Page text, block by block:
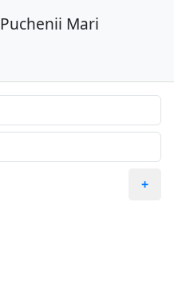
Puchenii Mari
+